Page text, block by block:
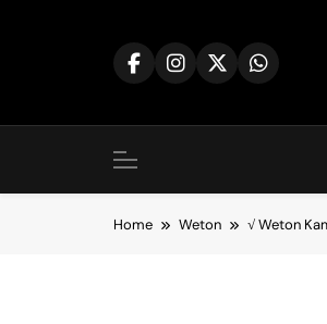
Home Weton √ Weton